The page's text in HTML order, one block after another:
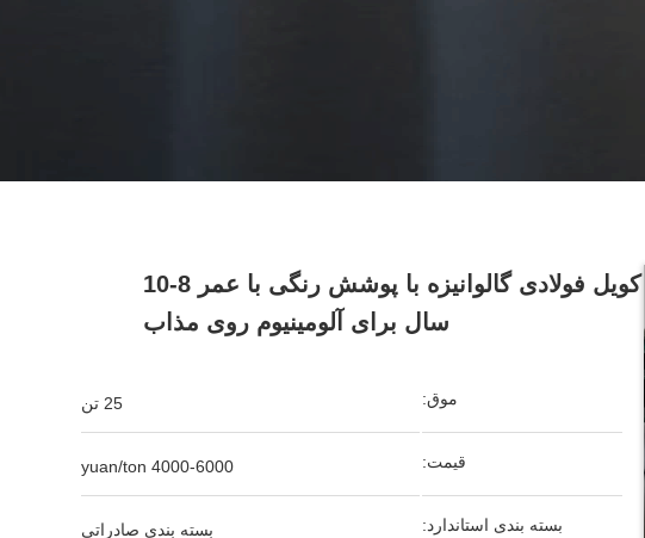
کویل فولادی گالوانیزه با پوشش رنگی با عمر 8-10
سال برای آلومینیوم روی مذاب
موق: 25 تن
قیمت: 4000-6000 yuan/ton
بسته بندی استاندارد: بسته بندی صادراتی